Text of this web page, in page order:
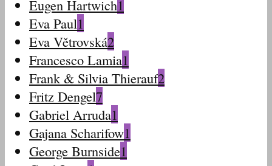
Eugen Hartwich1
Eva Paul1
Eva Větrovská2
Francesco Lamia1
Frank & Silvia Thierauf2
Fritz Dengel7
Gabriel Arruda1
Gajana Scharifow1
George Burnside1